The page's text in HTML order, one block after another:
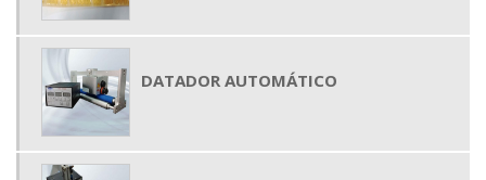
DATADOR AUTOMÁTICO